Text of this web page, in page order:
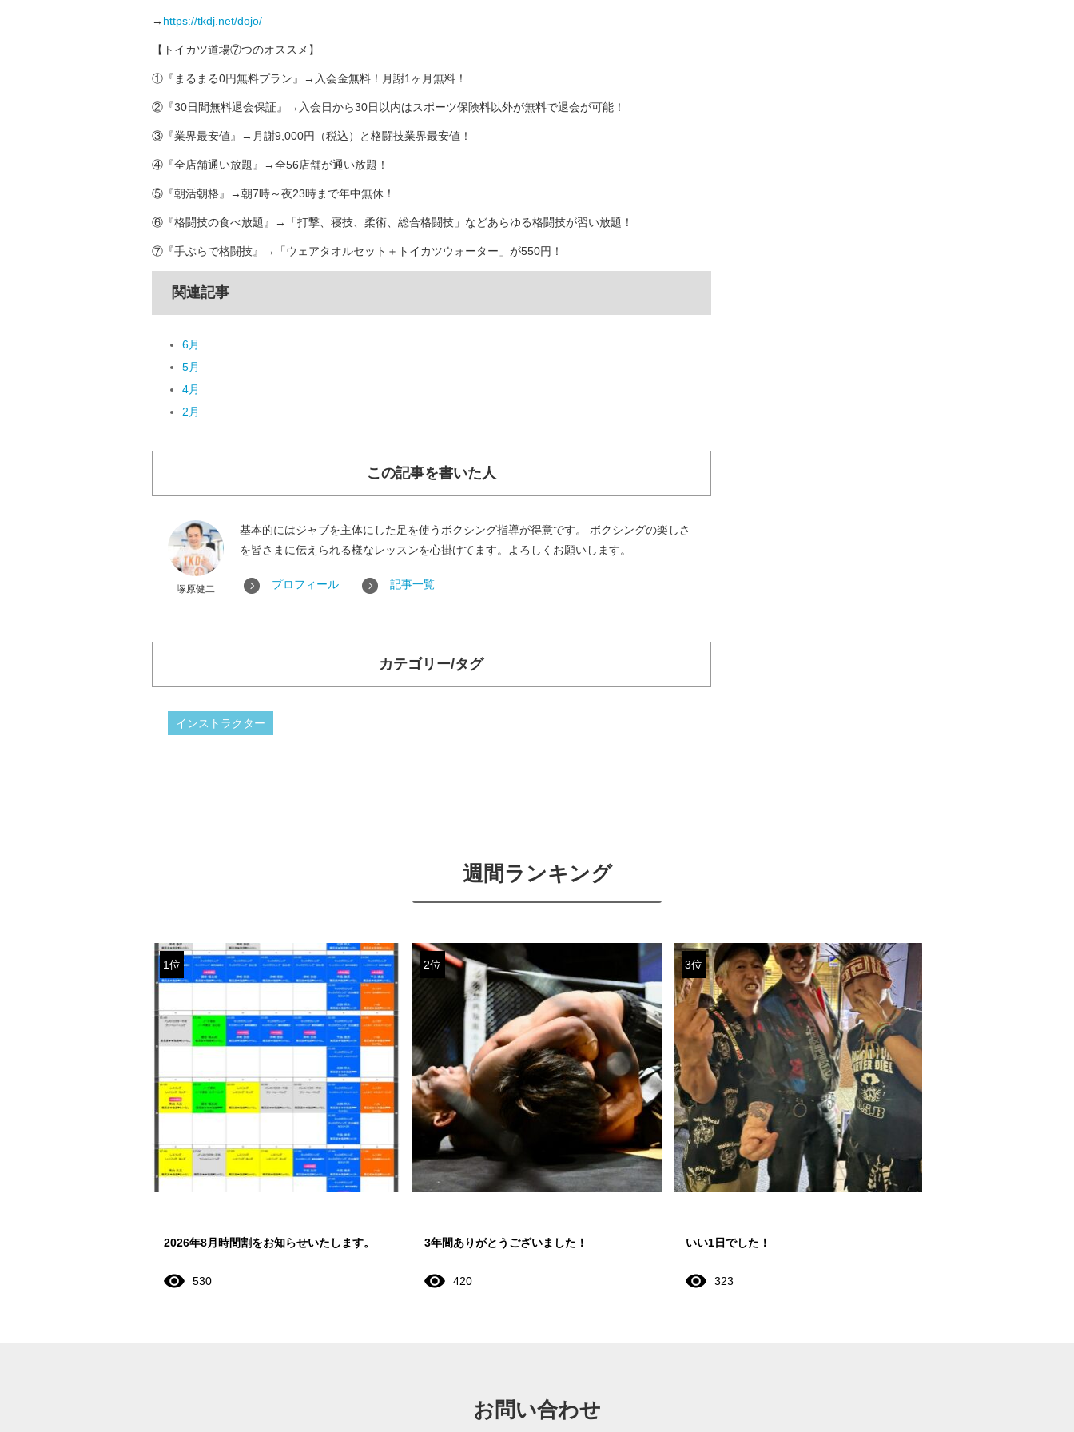
→ https://tkdj.net/dojo/
【トイカツ道場⑦つのオススメ】
①『まるまる0円無料プラン』→入会金無料！月謝1ヶ月無料！
②『30日間無料退会保証』→入会日から30日以内はスポーツ保険料以外が無料で退会が可能！
③『業界最安値』→月謝9,000円（税込）と格闘技業界最安値！
④『全店舗通い放題』→全56店舗が通い放題！
⑤『朝活朝格』→朝7時～夜23時まで年中無休！
⑥『格闘技の食べ放題』→「打撃、寝技、柔術、総合格闘技」などあらゆる格闘技が習い放題！
⑦『手ぶらで格闘技』→「ウェアタオルセット＋トイカツウォーター」が550円！
関連記事
6月
5月
4月
2月
この記事を書いた人
塚原健二
基本的にはジャブを主体にした足を使うボクシング指導が得意です。 ボクシングの楽しさ
を皆さまに伝えられる様なレッスンを心掛けてます。よろしくお願いします。
プロフィール 記事一覧
カテゴリー/タグ
インストラクター
週間ランキング
1位
2026年8月時間割をお知らせいたします。
530
2位
3年間ありがとうございました！
420
3位
いい1日でした！
323
お問い合わせ